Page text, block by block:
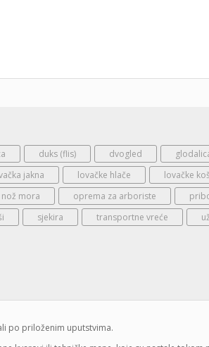
duks (flis) dvogled
jakna lovačke hlače lovačke
nož mora oprema za arboriste
sjekira transportne vreće
po priloženim uputstvima.